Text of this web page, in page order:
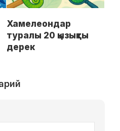
Хамелеондар
туралы 20 қызықты
дерек